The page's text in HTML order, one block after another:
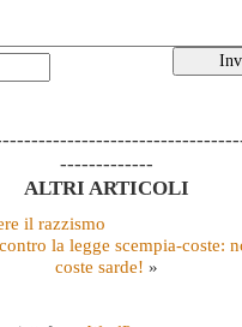
-------------
ALTRI ARTICOLI
il razzismo
la legge scempia-coste:
coste sarde! »